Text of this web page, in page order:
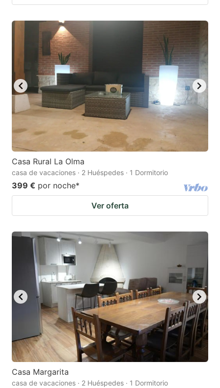
Casa Rural La Olma
casa de vacaciones · 2 Huéspedes · 1 Dormitorio
399 € por noche*
Ver oferta
Casa Margarita
casa de vacaciones · 2 Huéspedes · 1 Dormitorio